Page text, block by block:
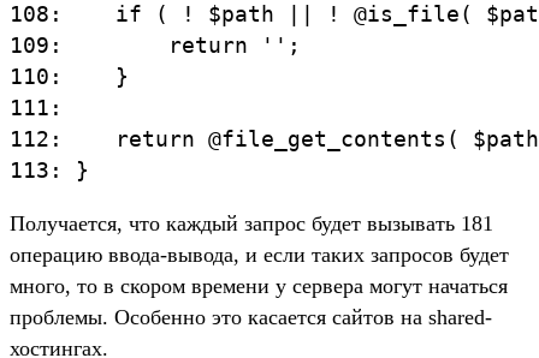
108:    if ( ! $path || ! @is_file(
109:        return '';
110:    }
111:
112:    return @file_get_contents(
Получается, что каждый запрос будет вызывать 181
операцию ввода-вывода, и если таких запросов будет
много, то в скором времени у сервера могут начаться
проблемы. Особенно это касается сайтов на shared-
хостингах.